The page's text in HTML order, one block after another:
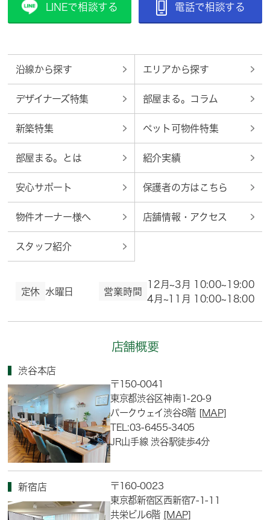
LINEで相談する 電話で相談する
沿線から探す エリアから探す
デザイナーズ特集 部屋まる。コラム
新築特集 ペット可物件特集
部屋まる。とは 紹介実績
安心サポート 保護者の方はこちら
物件オーナー様へ 店舗情報・アクセス
スタッフ紹介
定休 水曜日 営業時間
12月~3月 10:00~19:00
4月~11月 10:00~18:00
店舗概要
渋谷本店
〒150-0041
東京都渋谷区神南1-20-9
パークウェイ渋谷8階 [MAP]
TEL:03-6455-3405
JR山手線 渋谷駅徒歩4分
新宿店
〒160-0023
東京都新宿区西新宿7-1-11
共栄ビル6階 [MAP]